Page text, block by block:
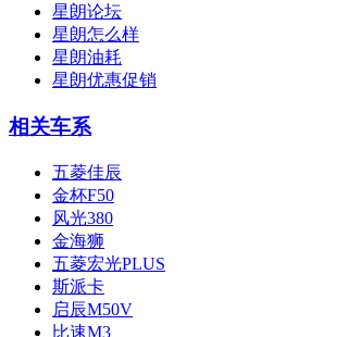
星朗论坛
星朗怎么样
星朗油耗
星朗优惠促销
相关车系
五菱佳辰
金杯F50
风光380
金海狮
五菱宏光PLUS
斯派卡
启辰M50V
比速M3